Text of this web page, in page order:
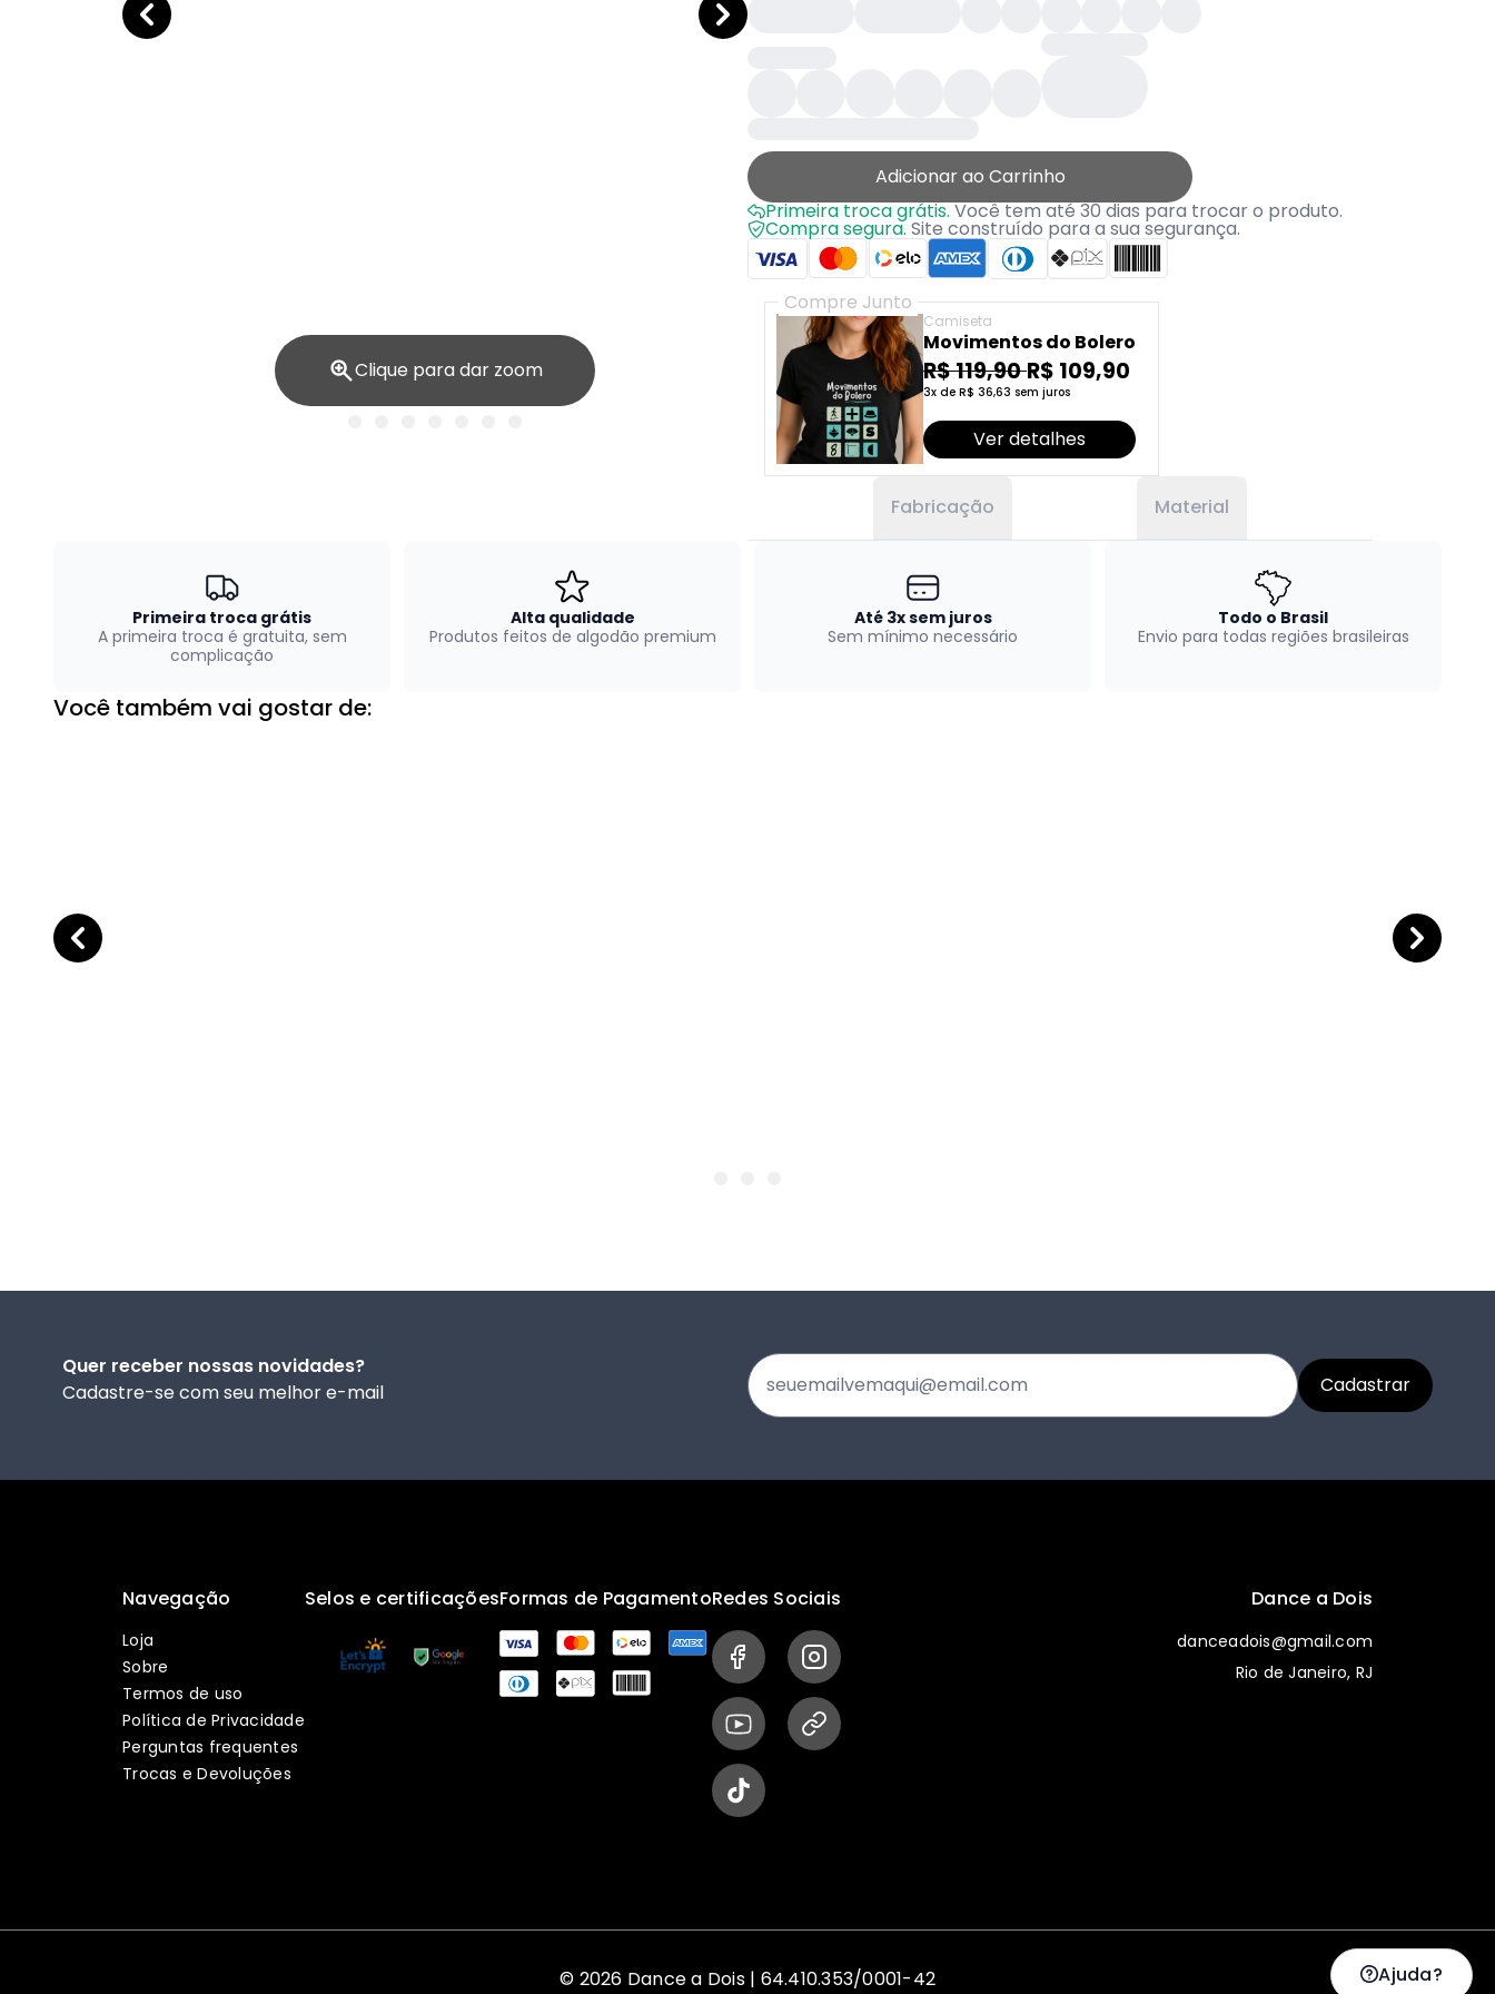
Clique para dar zoom
Adicionar ao Carrinho
Primeira troca grátis.Você tem até 30 dias para trocar o produto.
Compra segura.Site construído para a sua segurança.
Compre Junto
Camiseta
Movimentos do Bolero
R$ 119,90 R$ 109,90
3x de R$ 36,63 sem juros
Ver detalhes
Fabricação Material
Primeira troca grátis
A primeira troca é gratuita, sem
complicação
Alta qualidade
Produtos feitos de algodão premium
Até 3x sem juros
Sem mínimo necessário
Todo o Brasil
Envio para todas regiões brasileiras
Você também vai gostar de:
Quer receber nossas novidades?
Cadastre-se com seu melhor e-mail
Navegação
Loja
Sobre
Termos de uso
Política de Privacidade
Perguntas frequentes
Trocas e Devoluções
Selos e certificaçõesFormas de PagamentoRedes Sociais Dance a Dois
danceadois@gmail.com
Rio de Janeiro, RJ
© 2026 Dance a Dois | 64.410.353/0001-42 Ajuda?